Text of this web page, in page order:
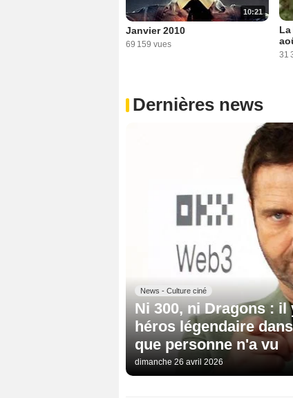
10:21
Janvier 2010
69 159 vues
31
Dernières news
News - Culture ciné
Ni 300, ni Dragons :
héros légendaire
que personne n'a vu
dimanche 26 avril 2026